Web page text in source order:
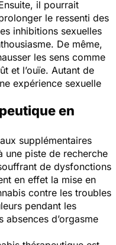
il pourrait
le ressenti des
inhibitions sexuelles
De même,
les sens comme
et l’ouïe. Autant de
expérience sexuelle
en
supplémentaires
une piste de recherche
de dysfonctions
en effet la mise en
contre les troubles
pendant les
d’orgasme